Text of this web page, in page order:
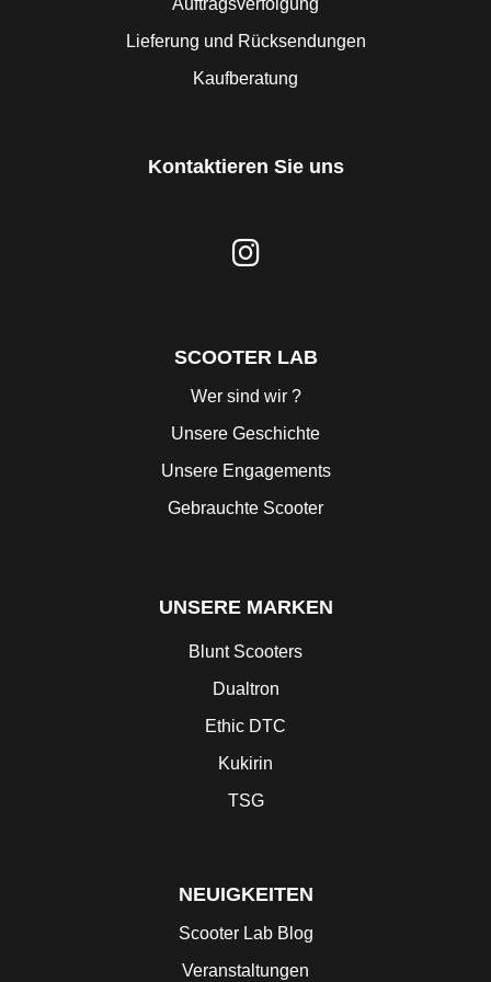
Auftragsverfolgung
Lieferung und Rücksendungen
Kaufberatung
Kontaktieren Sie uns
SCOOTER LAB
Wer sind wir ?
Unsere Geschichte
Unsere Engagements
Gebrauchte Scooter
UNSERE MARKEN
Blunt Scooters
Dualtron
Ethic DTC
Kukirin
TSG
NEUIGKEITEN
Scooter Lab Blog
Veranstaltungen